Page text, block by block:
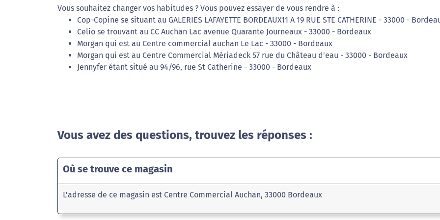
Vous souhaitez changer vos habitudes ? Vous pouvez essayer de vous rendre à :
Cop-Copine se situant au GALERIES LAFAYETTE BORDEAUX11 A 19 RUE STE CATHERINE - 33000 -
Celio se trouvant au CC Auchan Lac avenue Quarante Journeaux - 33000 - Bordeaux
Morgan qui est au Centre commercial auchan Le Lac - 33000 - Bordeaux
Morgan qui est au Centre Commercial Mériadeck 57 rue du Château d'eau - 33000 - Bordeaux
Jennyfer étant situé au 94/96, rue St Catherine - 33000 - Bordeaux
Vous avez des questions, trouvez les réponses :
Où se trouve ce magasin
L'adresse de ce magasin est Centre Commercial Auchan, 33000 Bordeaux